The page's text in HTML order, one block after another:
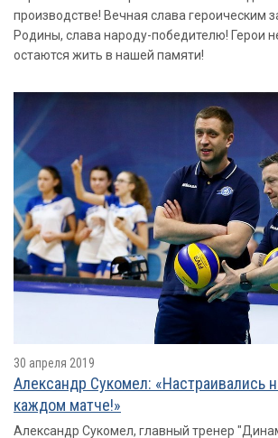
производстве! Вечная слава героическим
Родины, слава народу-победителю! Герои
остаются жить в нашей памяти!
30 апреля 2019
Александр Сукомел: «Настраивались
каждом матче!»
Александр Сукомел, главный тренер